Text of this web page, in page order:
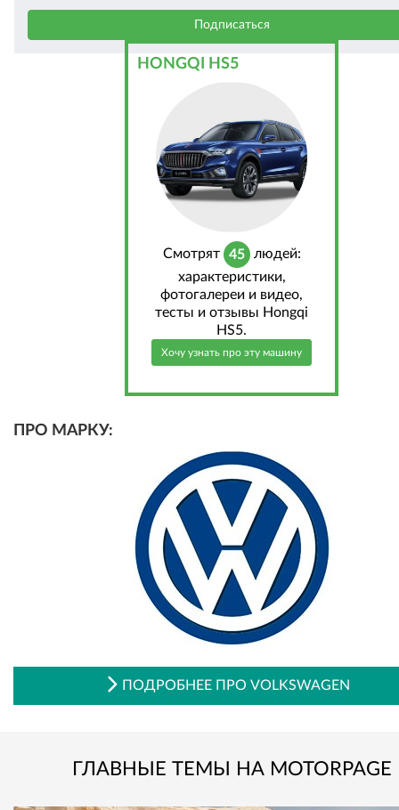
HONGQI HS5
Cмотрят 45 людей:
характеристики,
фотогалереи и видео,
тесты и отзывы Hongqi
HS5.
Хочу узнать про эту машину
ПРО МАРКУ:
ПОДРОБНЕЕ ПРО VOLKSWAGEN
ГЛАВНЫЕ ТЕМЫ НА MOTORPAGE